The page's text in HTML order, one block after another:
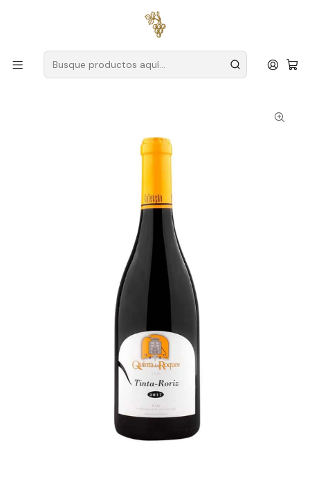
para pedidos superiores a
Productores Dar
Quinta dos Roques
Quinta dos Roques Tinta Roriz 2019 Vino Tinto Dão 75cl